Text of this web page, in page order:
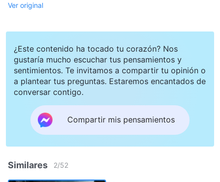
Ver original
¿Este contenido ha tocado tu corazón? Nos
gustaría mucho escuchar tus pensamientos y
sentimientos. Te invitamos a compartir tu opinión o
a plantear tus preguntas. Estaremos encantados de
conversar contigo.
Compartir mis pensamientos
Similares 2/52